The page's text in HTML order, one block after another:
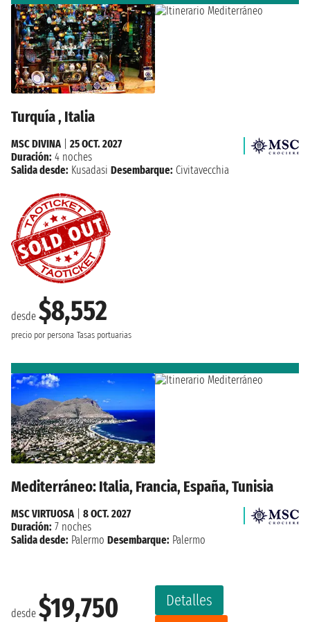
Turquía , Italia
desde $8,552
precio por persona Tasas portuarias
MSC DIVINA| 25 OCT. 2027
Duración: 4 noches
Salida desde: Kusadasi Desembarque: Civitavecchia
Mediterráneo: Italia, Francia, España, Tunisia
desde $19,750
Detalles
MSC VIRTUOSA
8 OCT. 2027
Duración: 7 noches
Salida desde: Palermo Desembarque: Palermo